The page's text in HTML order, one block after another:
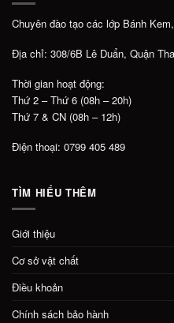
Chuyên đào tạo các lớp Bánh
Địa chỉ: 308/6B Lê Duẩn, Quận
Thời gian hoạt động:
Thứ 2 – Thứ 6 (08h – 20h)
Thứ 7 & CN (08h – 12h)
Điện thoại: 0799 405 489
TÌM HIỂU THÊM
Giới thiệu
Cơ sở vật chất
Điều khoản
Chính sách bảo hành